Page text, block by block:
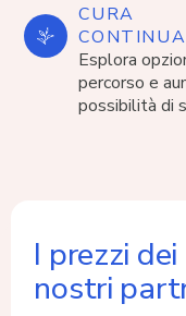
CURA
CONTINUA
Esplora
percorso e
possibilità di
I prezzi
nostri